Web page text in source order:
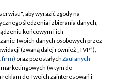
TVP
TVP
prywatności
zgody
aby wyrazić zgody na
śledzenia i zbierania danych,
końcowym i ich
Twoich danych osobowych przez
(zwaną dalej również „TVP”),
firm) oraz pozostałych Zaufanych
marketingowych (w tym do
do Twoich zainteresowań i